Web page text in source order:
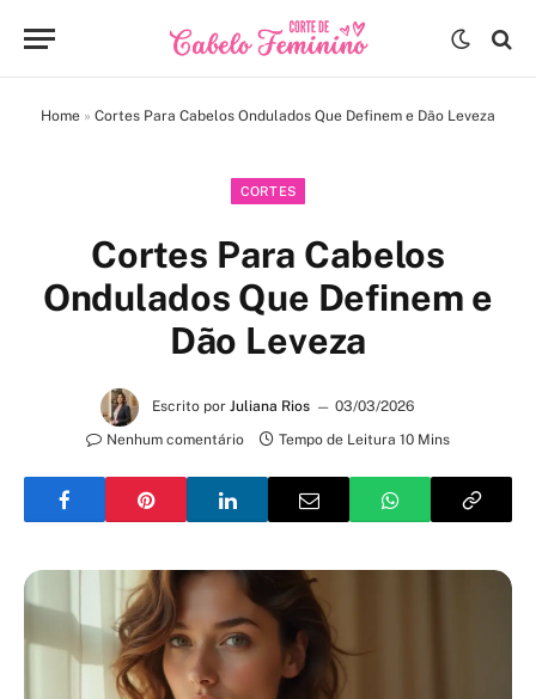
Home » Cortes Para Cabelos Ondulados Que Definem e Dão Leveza
CORTES
Cortes Para Cabelos
Ondulados Que Definem e
Dão Leveza
Escrito por Juliana Rios
03/03/2026
Nenhum comentário
Tempo de Leitura 10 Mins